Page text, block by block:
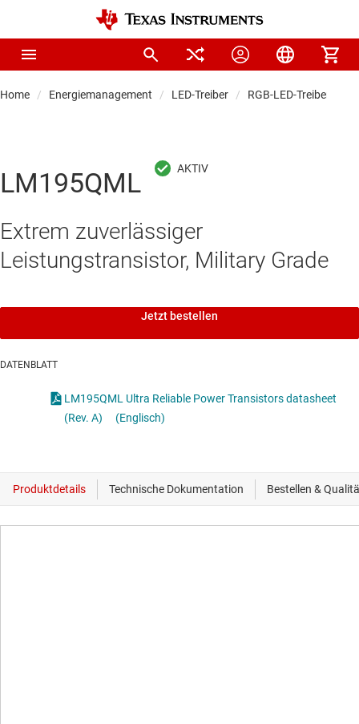
Home Energiemanagement LED-Treiber RGB-LED-Treiber
LM195QML
Extrem zuverlässiger
Leistungstransistor, Military Grade
Jetzt bestellen
DATENBLATT
LM195QML Ultra Reliable Power Transistors datasheet
(Rev. A)
(Englisch)